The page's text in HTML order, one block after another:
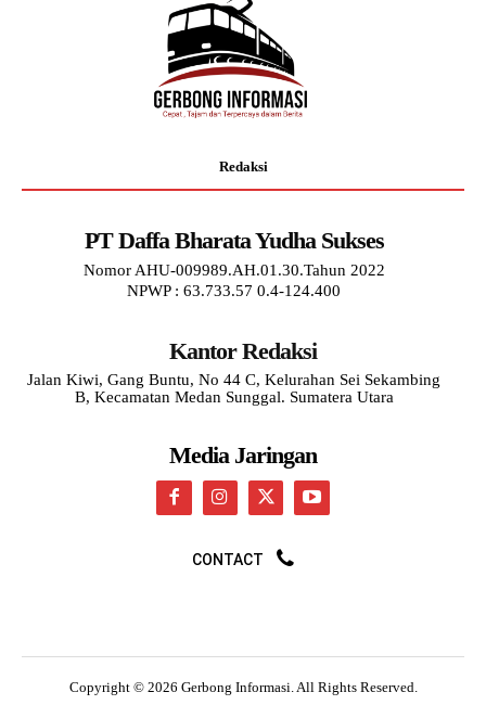
Redaksi
PT Daffa Bharata Yudha Sukses
Nomor AHU-009989.AH.01.30.Tahun 2022
NPWP : 63.733.57 0.4-124.400
Kantor Redaksi
Jalan Kiwi, Gang Buntu, No 44 C, Kelurahan Sei Sekambing
B, Kecamatan Medan Sunggal. Sumatera Utara
Media Jaringan
CONTACT
Copyright © 2026 Gerbong Informasi. All Rights Reserved.